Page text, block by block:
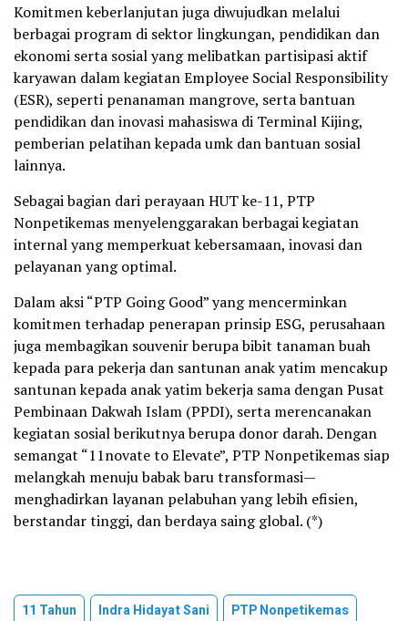
Komitmen keberlanjutan juga diwujudkan melalui
berbagai program di sektor lingkungan, pendidikan dan
ekonomi serta sosial yang melibatkan partisipasi aktif
karyawan dalam kegiatan Employee Social Responsibility
(ESR), seperti penanaman mangrove, serta bantuan
pendidikan dan inovasi mahasiswa di Terminal Kijing,
pemberian pelatihan kepada umk dan bantuan sosial
lainnya.
Sebagai bagian dari perayaan HUT ke-11, PTP
Nonpetikemas menyelenggarakan berbagai kegiatan
internal yang memperkuat kebersamaan, inovasi dan
pelayanan yang optimal.
Dalam aksi “PTP Going Good” yang mencerminkan
komitmen terhadap penerapan prinsip ESG, perusahaan
juga membagikan souvenir berupa bibit tanaman buah
kepada para pekerja dan santunan anak yatim mencakup
santunan kepada anak yatim bekerja sama dengan Pusat
Pembinaan Dakwah Islam (PPDI), serta merencanakan
kegiatan sosial berikutnya berupa donor darah. Dengan
semangat “11novate to Elevate”, PTP Nonpetikemas siap
melangkah menuju babak baru transformasi—
menghadirkan layanan pelabuhan yang lebih efisien,
berstandar tinggi, dan berdaya saing global. (*)
11 Tahun Indra Hidayat Sani PTP Nonpetikemas